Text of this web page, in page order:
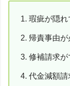
瑕疵が隠
帰責事由
修補請求が
代金減額請